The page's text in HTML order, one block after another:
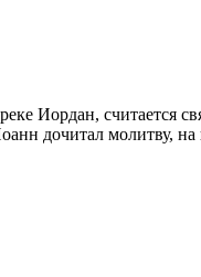
Иордан, считается
дочитал молитву, на